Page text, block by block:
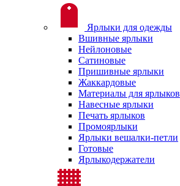
Ярлыки для одежды
Вшивные ярлыки
Нейлоновые
Сатиновые
Пришивные ярлыки
Жаккардовые
Материалы для ярлыков
Навесные ярлыки
Печать ярлыков
Промоярлыки
Ярлыки вешалки-петли
Готовые
Ярлыкодержатели